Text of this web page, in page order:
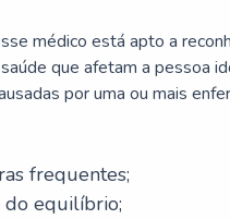
médico está apto a
que afetam a pessoa
por uma ou mais
frequentes;
do equilíbrio;